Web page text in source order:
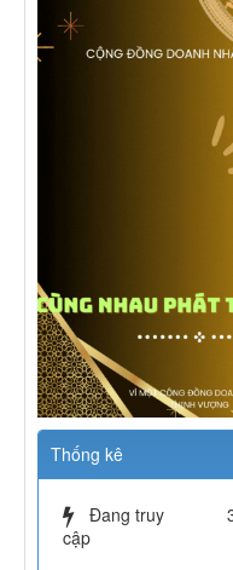
Thống kê
Đang truy
cập